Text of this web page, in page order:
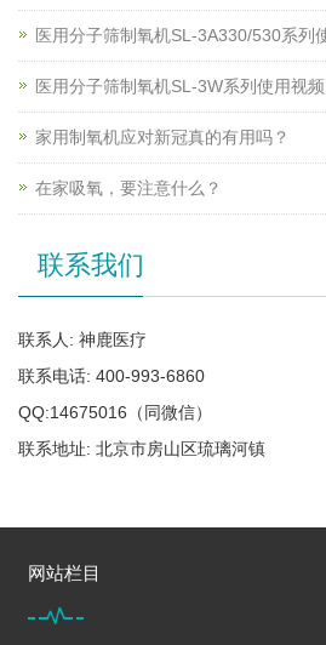
医用分子筛制氧机SL-3A330/530系列
医用分子筛制氧机SL-3W系列使用视频
家用制氧机应对新冠真的有用吗？
在家吸氧，要注意什么？
联系我们
联系人: 神鹿医疗
联系电话: 400-993-6860
QQ:14675016（同微信）
联系地址: 北京市房山区琉璃河镇
网站栏目